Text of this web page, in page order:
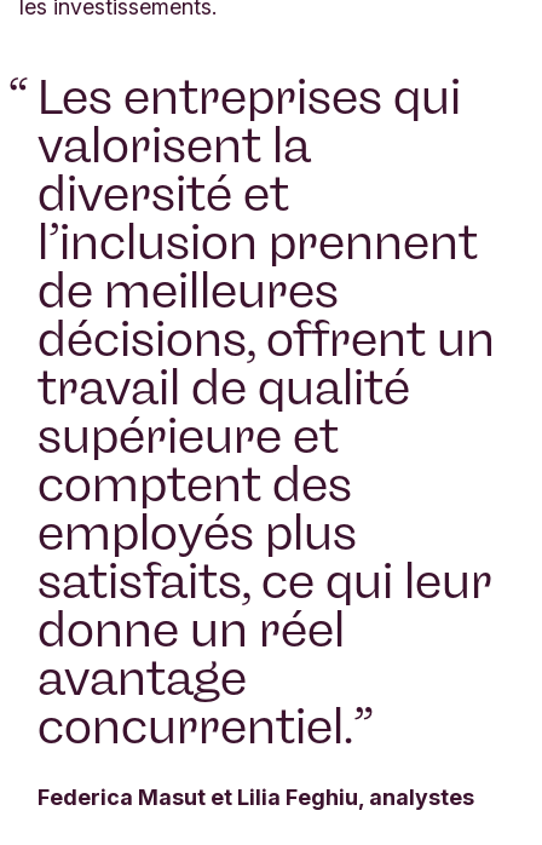
les investissements.
“ Les entreprises qui
valorisent la
diversité et
l’inclusion prennent
de meilleures
décisions, offrent un
travail de qualité
supérieure et
comptent des
employés plus
satisfaits, ce qui leur
donne un réel
avantage
concurrentiel.”
Federica Masut et Lilia Feghiu, analystes